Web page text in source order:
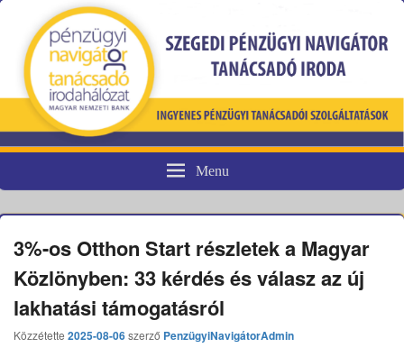
Pénzügyi fogyasztóvédelem
Menu
3%-os Otthon Start részletek a Magyar
Közlönyben: 33 kérdés és válasz az új
lakhatási támogatásról
Közzétette 2025-08-06szerző PenzügyiNavigátorAdmin